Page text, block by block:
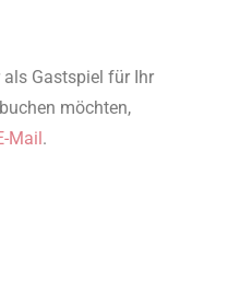
Gastspiel für Ihr
möchten,
Mail.